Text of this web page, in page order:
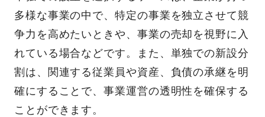
多様な事業の中で、特定の事業を独立させて競
争力を高めたいときや、事業の売却を視野に入
れている場合などです。また、単独での新設分
割は、関連する従業員や資産、負債の承継を明
確にすることで、事業運営の透明性を確保する
ことができます。